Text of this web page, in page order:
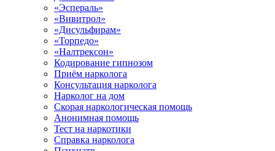
«Эспераль»
«Вивитрол»
«Дисульфирам»
«Торпедо»
«Налтрексон»
Кодирование гипнозом
Приём нарколога
Консультация нарколога
Нарколог на дом
Скорая наркологическая помощь
Анонимная помощь
Тест на наркотики
Справка нарколога